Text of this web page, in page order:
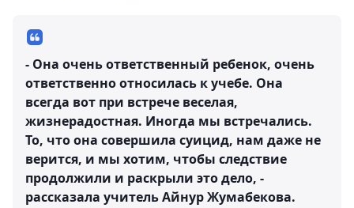
- Она очень ответственный ребенок, очень
ответственно относилась к учебе. Она
всегда вот при встрече веселая,
жизнерадостная. Иногда мы встречались.
То, что она совершила суицид, нам даже не
верится, и мы хотим, чтобы следствие
продолжили и раскрыли это дело, -
рассказала учитель Айнур Жумабекова.